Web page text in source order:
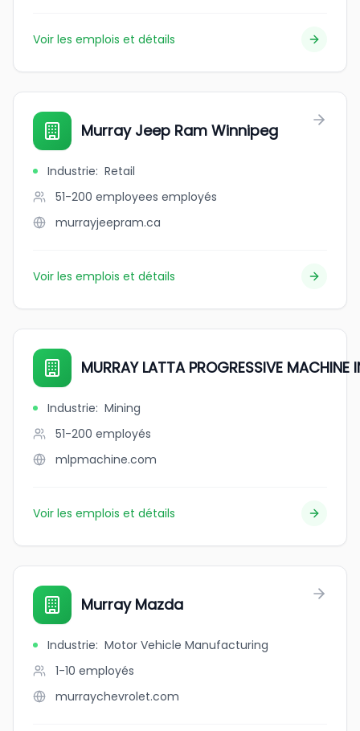
Voir les emplois et détails
Murray Jeep Ram Winnipeg
Industrie: Retail
51-200 employees employés
murrayjeepram.ca
Voir les emplois et détails
MURRAY LATTA PROGRESSIVE MACHINE
Industrie: Mining
51-200 employés
mlpmachine.com
Voir les emplois et détails
Murray Mazda
Industrie: Motor Vehicle Manufacturing
1-10 employés
murraychevrolet.com